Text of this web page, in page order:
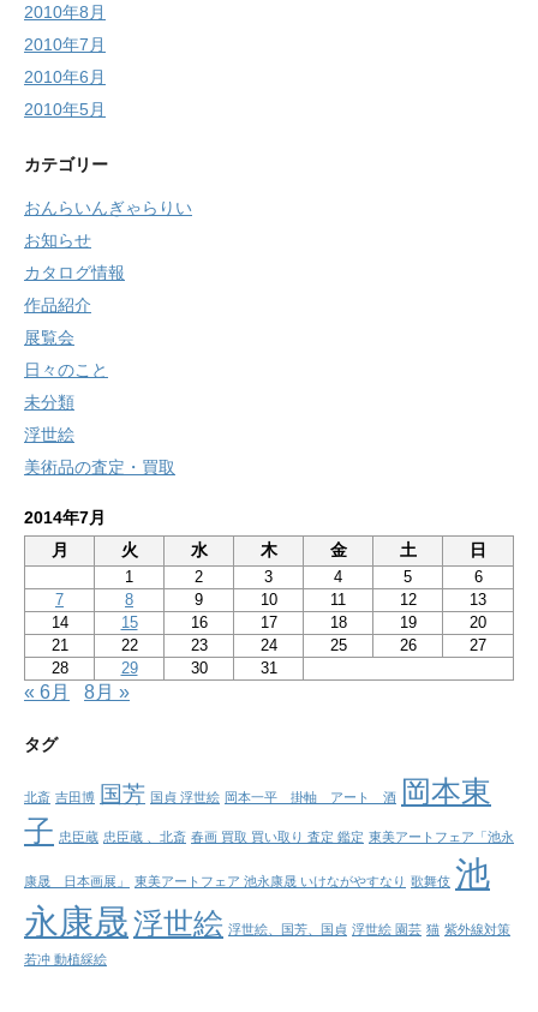
2010年8月
2010年7月
2010年6月
2010年5月
カテゴリー
おんらいんぎゃらりい
お知らせ
カタログ情報
作品紹介
展覧会
日々のこと
未分類
浮世絵
美術品の査定・買取
2014年7月
月
火 水 木 金 土 日
1 2 3 4 5
6
7
8 9 10 11 12
13
14
15 16 17 18 19
20
21
22 23 24 25 26
27
28
29 30 31
« 6月 8月 »
タグ
北斎 吉田博 国芳 国貞 浮世絵 岡本一平 掛軸 アート 酒
岡本東
子 忠臣蔵 忠臣蔵 、北斎 春画 買取 買い取り 査定 鑑定 東美アートフェア「池永
康晟 日本画展」 東美アートフェア 池永康晟 いけながやすなり 歌舞伎 池
永康晟浮世絵 浮世絵、国芳、国貞 浮世絵 園芸 猫 紫外線対策
若冲 動植綵絵